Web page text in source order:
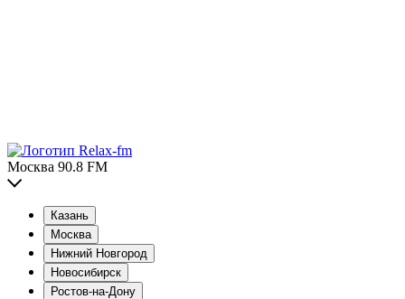
Москва 90.8 FM
Казань
Москва
Нижний Новгород
Новосибирск
Ростов-на-Дону